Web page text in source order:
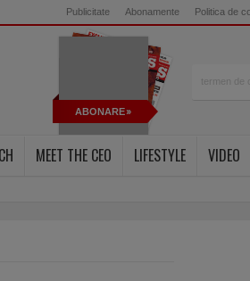
Publicitate Abonamente Politica de
ABONARE
MEET THE CEO LIFESTYLE VIDEO